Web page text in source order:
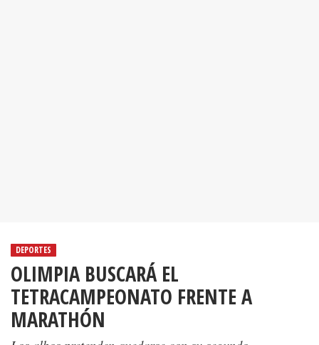
DEPORTES
OLIMPIA BUSCARÁ EL
TETRACAMPEONATO FRENTE A
MARATHÓN